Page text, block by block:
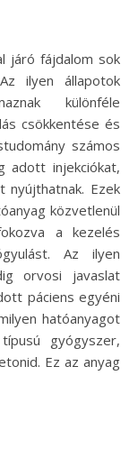
ilyen állapotok
különféle
csökkentése és
számos
adott injekciókat,
Ezek
közvetlenül
a kezelés
Az ilyen
orvosi javaslat
páciens egyéni
hatóanyagot
gyógyszer,
Ez az anyag